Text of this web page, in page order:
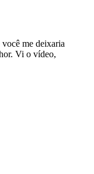
me deixaria
Vi o vídeo,